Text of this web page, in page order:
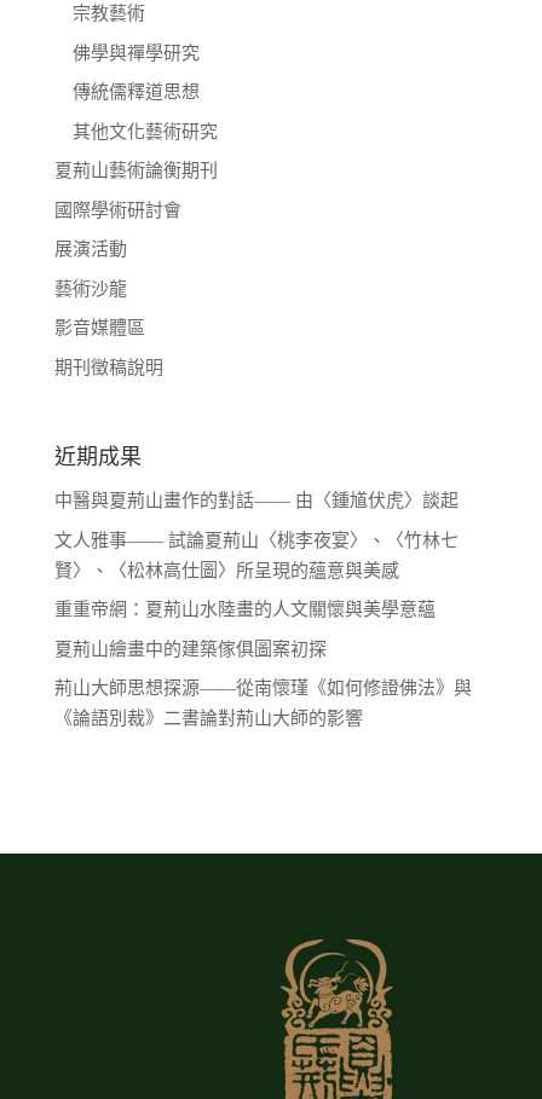
宗教藝術
佛學與禪學研究
傳統儒釋道思想
其他文化藝術研究
夏荊山藝術論衡期刊
國際學術研討會
展演活動
藝術沙龍
影音媒體區
期刊徵稿說明
近期成果
中醫與夏荊山畫作的對話—— 由〈鍾馗伏虎〉談起
文人雅事—— 試論夏荊山〈桃李夜宴〉、〈竹林七
賢〉、〈松林高仕圖〉所呈現的蘊意與美感
重重帝網：夏荊山水陸畫的人文關懷與美學意蘊
夏荊山繪畫中的建築傢俱圖案初探
荊山大師思想探源——從南懷瑾《如何修證佛法》與
《論語別裁》二書論對荊山大師的影響